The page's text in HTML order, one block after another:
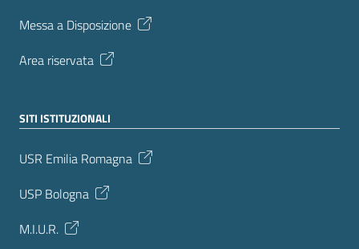
Messa a Disposizione
Area riservata
SITI ISTITUZIONALI
USR Emilia Romagna
USP Bologna
M.I.U.R.